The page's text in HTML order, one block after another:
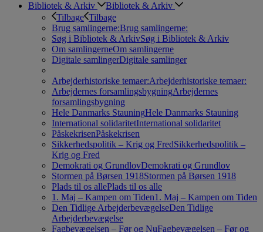
Bibliotek & Arkiv
Bibliotek & Arkiv
Tilbage Tilbage
Brug samlingerne:Brug samlingerne:
Søg i Bibliotek & ArkivSøg i Bibliotek & Arkiv
Om samlingerneOm samlingerne
Digitale samlingerDigitale samlinger
Arbejderhistoriske temaer:Arbejderhistoriske temaer:
Arbejdernes forsamlingsbygningArbejdernes
forsamlingsbygning
Hele Danmarks StauningHele Danmarks Stauning
International solidaritetInternational solidaritet
PåskekrisenPåskekrisen
Sikkerhedspolitik – Krig og FredSikkerhedspolitik –
Krig og Fred
Demokrati og GrundlovDemokrati og Grundlov
Stormen på Børsen 1918Stormen på Børsen 1918
Plads til os allePlads til os alle
1. Maj – Kampen om Tiden1. Maj – Kampen om Tiden
Den Tidlige ArbejderbevægelseDen Tidlige
Arbejderbevægelse
Fagbevægelsen – Før og NuFagbevægelsen – Før og